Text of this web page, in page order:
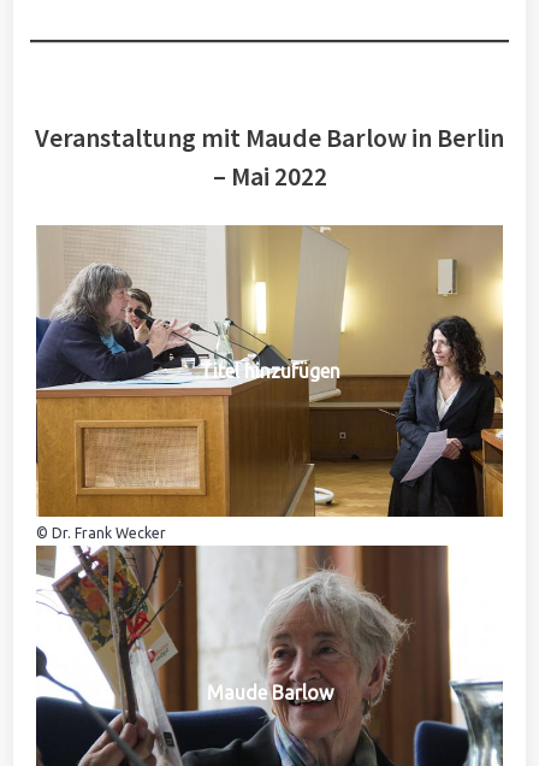
Veranstaltung mit Maude Barlow in Berlin
– Mai 2022
Titel hinzufügen
© Dr. Frank Wecker
Maude Barlow